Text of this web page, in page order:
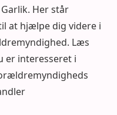
Her står
at hjælpe dig videre i
Læs
er interesseret i